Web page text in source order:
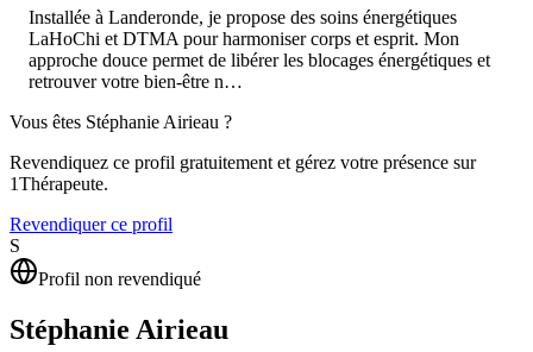
Installée à Landeronde, je propose des soins énergétiques
LaHoChi et DTMA pour harmoniser corps et esprit. Mon
approche douce permet de libérer les blocages énergétiques et
retrouver votre bien-être n…
Vous êtes Stéphanie Airieau ?
Revendiquez ce profil gratuitement et gérez votre présence sur
1Thérapeute.
Revendiquer ce profil
S
Profil non revendiqué
Stéphanie Airieau